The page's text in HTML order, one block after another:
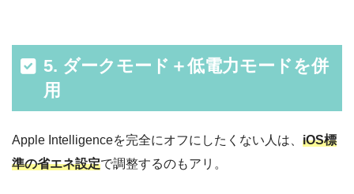
5. ダークモード＋低電力モードを併
用
Apple Intelligenceを完全にオフにしたくない人は、 iOS標
準の省エネ設定で調整するのもアリ。